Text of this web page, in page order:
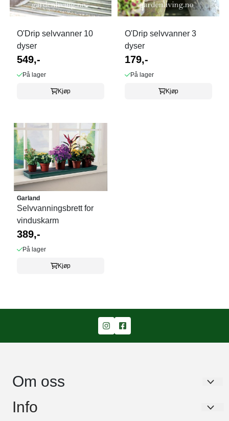
O'Drip selvvanner 10
dyser
549,-
På lager
Kjøp
O'Drip selvvanner 3
dyser
179,-
På lager
Kjøp
Garland
Selvvanningsbrett for
vinduskarm
389,-
På lager
Kjøp
Om oss
Garden Living AS
Info